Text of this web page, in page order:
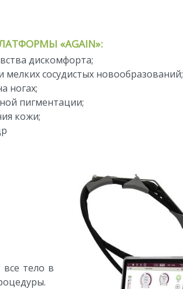
«AGAIN»:
дискомфорта;
сосудистых новообразований;
ногах;
пигментации;
кожи;
все тело в